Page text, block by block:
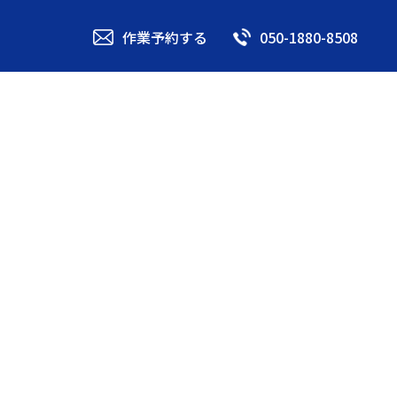
作業予約する 050-1880-8508